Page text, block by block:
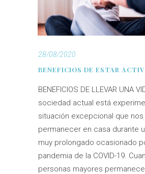
28/08/2020
BENEFICIOS DE ESTAR
BENEFICIOS DE LLEVAR UNA
sociedad actual está
situación excepcional que nos
permanecer en casa durante
muy prolongado ocasionado
pandemia de la COVID-19.
personas mayores